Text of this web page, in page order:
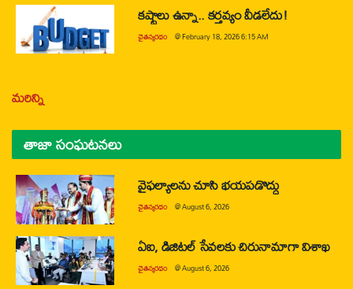
కష్టాలు ఉన్నా.. కర్తవ్యం వీడలేదు!
చైతన్యరధం @February 18, 2026 6:15 AM
మరిన్ని
తాజా సంఘటనలు
వైఫల్యాలను చూసి భయపడొద్దు
చైతన్యరధం @August 6, 2026
ఏఐ, డిజిటల్ సేవలకు చిరునామాగా విశాఖ
చైతన్యరధం @August 6, 2026